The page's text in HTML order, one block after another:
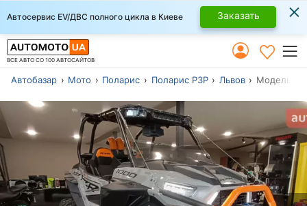
Автосервис EV/ДВС полного цикла в Киеве Заказать ×
ВСЕ АВТО СО 100 АВТОСАЙТОВ
Автобазар Мото Поларис Поларис РЗР Львов Модель